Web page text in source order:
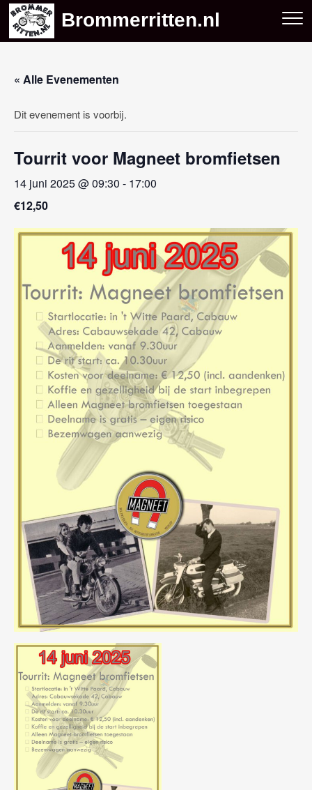
Skip
content
Brommerritten.nl
« Alle Evenementen
Dit evenement is voorbij.
Tourrit voor Magneet bromfietsen
14 juni 2025 @ 09:30 - 17:00
€12,50